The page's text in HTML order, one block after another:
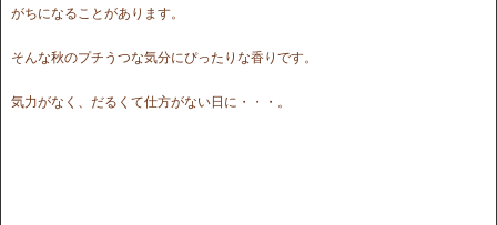
がちになることがあります。
そんな秋のプチうつな気分にぴったりな香りです。
気力がなく、だるくて仕方がない日に・・・。